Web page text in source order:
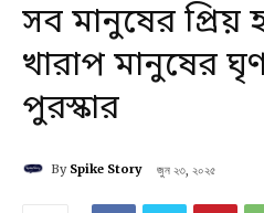
সব মানুষের প্রিয়
খারাপ মানুষের
পুরস্কার
By Spike Story জুন ২৩, ২০২৫